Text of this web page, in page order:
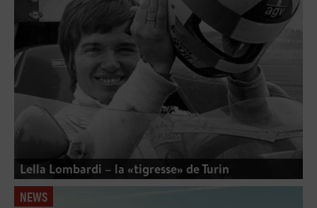
Lella Lombardi – la «tigresse» de Turin
NEWS